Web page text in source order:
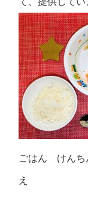
ごはん けん
え